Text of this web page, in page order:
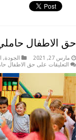
حق الاطفال
مارس 27, 2021 الجودة,
التعليقات على حق الاطفال